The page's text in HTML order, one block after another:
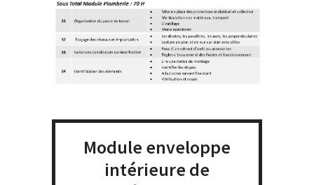
Module enveloppe
intérieure de